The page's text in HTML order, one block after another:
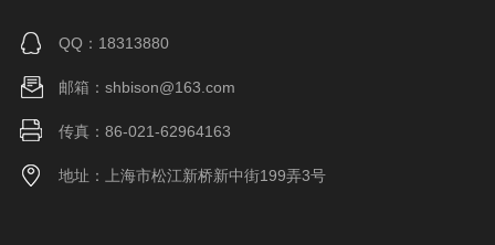
QQ：18313880
邮箱：shbison@163.com
传真：86-021-62964163
地址：上海市松江新桥新中街199弄3号